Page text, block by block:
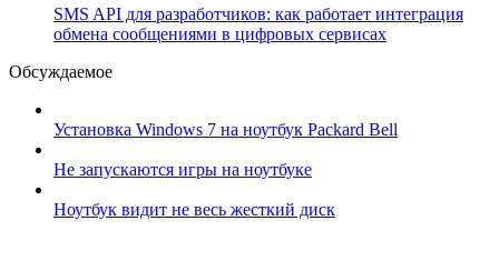
SMS API для разработчиков: как работает интеграция
обмена сообщениями в цифровых сервисах
Обсуждаемое
Установка Windows 7 на ноутбук Packard Bell
Не запускаются игры на ноутбуке
Ноутбук видит не весь жесткий диск